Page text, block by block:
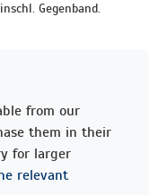
Gegenband.
from our
them in their
for larger
relevant